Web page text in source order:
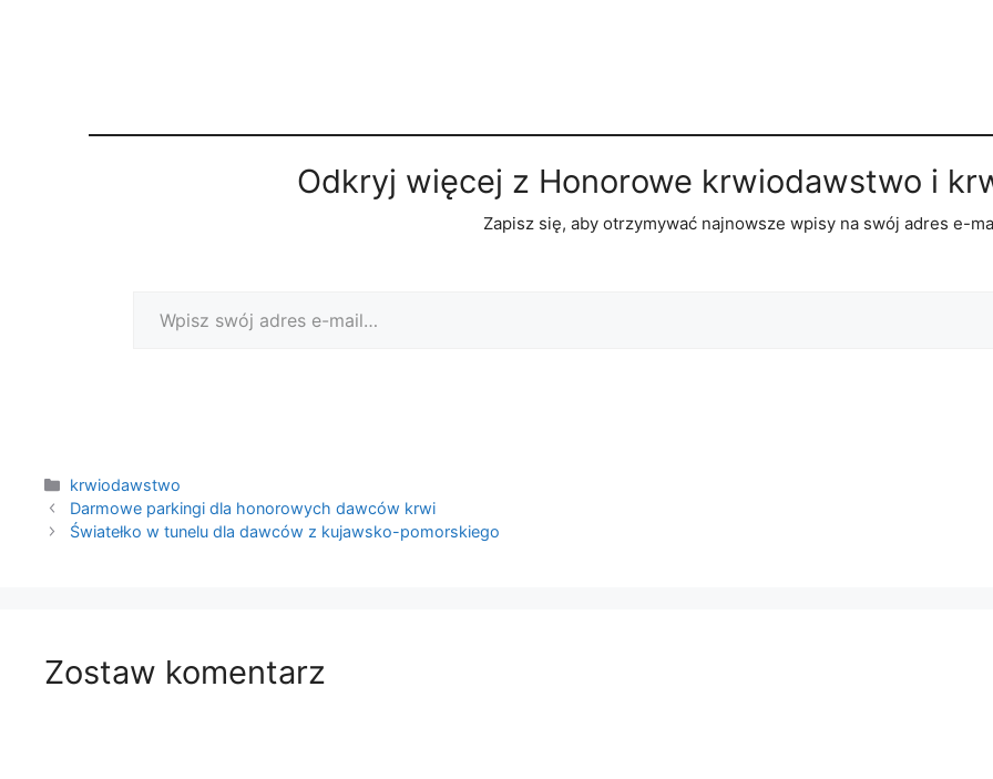
Odkryj więcej z Honorowe krwiodawstwo i
Zapisz się, aby otrzymywać najnowsze wpisy na swój adres e-
Kategorie
krwiodawstwo
Darmowe parkingi dla honorowych dawców krwi
Światełko w tunelu dla dawców z kujawsko-pomorskiego
Zostaw komentarz